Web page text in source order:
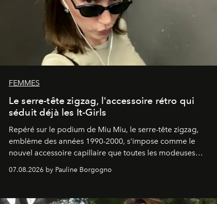
FEMMES
Le serre-tête zigzag, l'accessoire rétro qui
séduit déjà les It-Girls
Repéré sur le podium de Miu Miu, le serre-tête zigzag,
emblème des années 1990-2000, s'impose comme le
nouvel accessoire capillaire que toutes les modeuses
s'arrachent déjà.
07.08.2026 by Pauline Borgogno